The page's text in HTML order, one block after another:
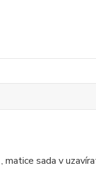
matice sada v